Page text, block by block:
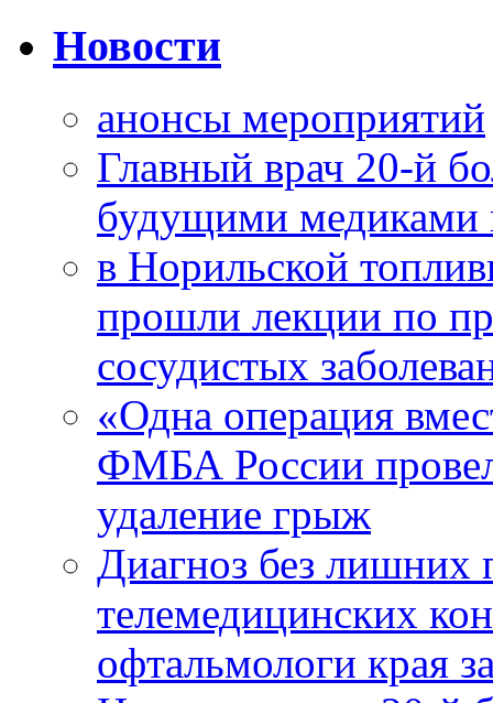
Новости
анонсы мероприятий
Главный врач 20-й
будущими медиками
в Норильской
прошли лекции по
сосудистых
«Одна операция
ФМБА России
удаление грыж
Диагноз без лишних
телемедицинских
офтальмологи края